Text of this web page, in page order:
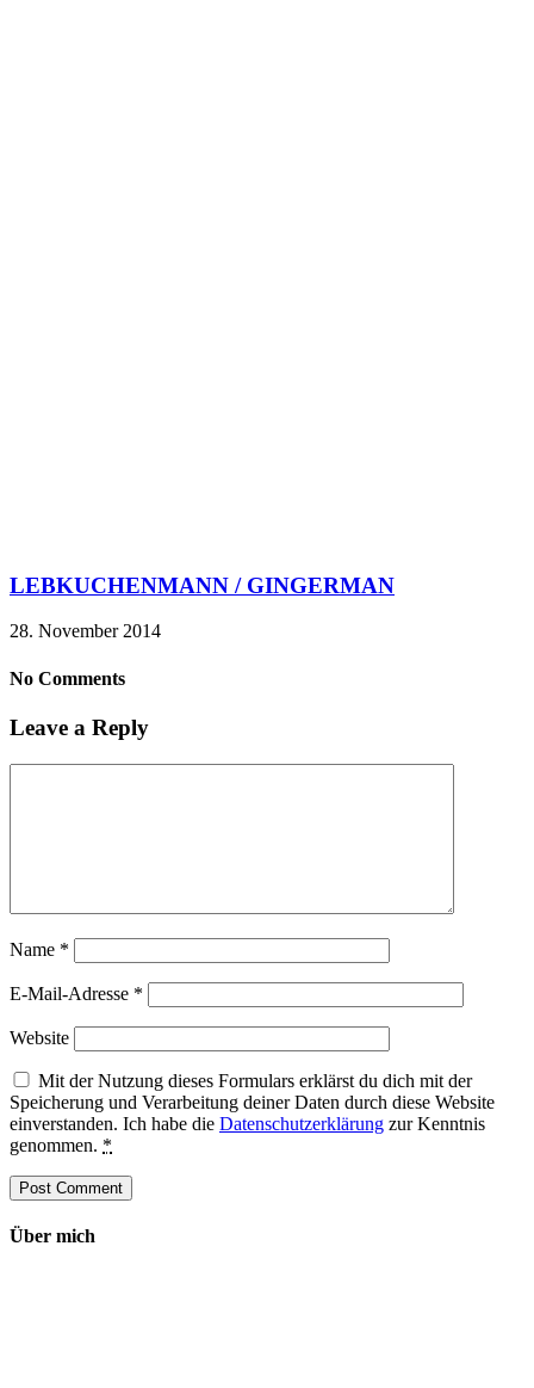
LEBKUCHENMANN / GINGERMAN
28. November 2014
No Comments
Leave a Reply
Name *
E-Mail-Adresse *
Website
Mit der Nutzung dieses Formulars erklärst du dich mit der
Speicherung und Verarbeitung deiner Daten durch diese Website
einverstanden. Ich habe die Datenschutzerklärung zur Kenntnis
genommen. *
Über mich